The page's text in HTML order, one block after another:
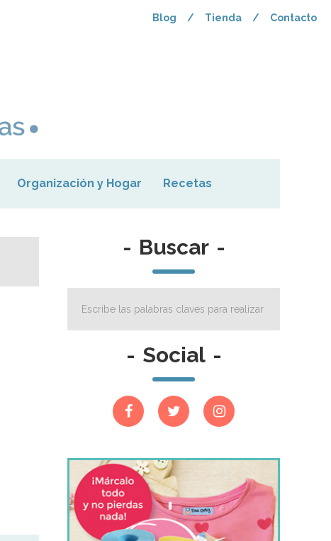
Blog / Tienda / Contacto
Organización y Hogar Recetas
- Buscar -
- Social -